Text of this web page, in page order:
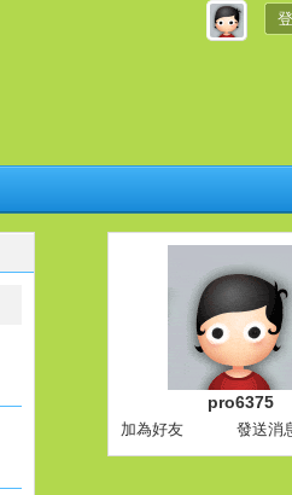
pro6375
加為好友 發送消